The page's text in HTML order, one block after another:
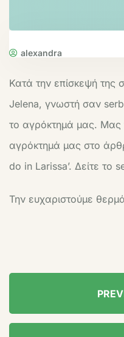
alexandra
Κατά την επίσκεψή της
Jelena, γνωστή σαν
το αγρόκτημά μας. Μας
αγρόκτημά μας στο
do in Larissa’. Δείτε το
Την ευχαριστούμε